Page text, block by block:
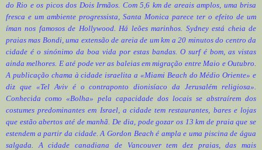
do Rio e os picos dos Dois Irmãos. Com 5,6 km de areais amplos, uma brisa
fresca e um ambiente progressista, Santa Monica parece ter o efeito de um
íman nos famosos de Hollywood. Há leões marinhos. Sydney está cheia de
praias mas Bondi, uma extensão de areia de um km a 20 minutos do centro da
cidade é o sinónimo da boa vida por estas bandas. O surf é bom, as vistas
ainda melhores. E até pode ver as baleias em migração entre Maio e Outubro.
A publicação chama à cidade israelita a «Miami Beach do Médio Oriente» e
diz que «Tel Aviv é o contraponto dionisíaco da Jerusalém religiosa».
Conhecida como «Bolha» pela capacidade dos locais se abstraírem dos
costumes predominantes em Israel, a cidade tem restaurantes, bares e lojas
que estão abertos até de manhã. De dia, pode gozar os 13 km de praia que se
estendem a partir da cidade. A Gordon Beach é ampla e uma piscina de água
salgada. A cidade canadiana de Vancouver tem dez praias, das mais